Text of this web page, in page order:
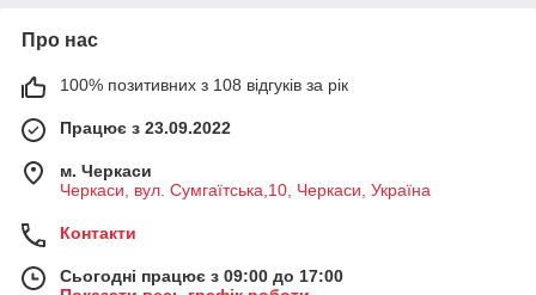
Про нас
100% позитивних з 108 відгуків за рік
Працює з 23.09.2022
м. Черкаси
Черкаси, вул. Сумгаїтська,10, Черкаси, Україна
Контакти
Сьогодні працює з 09:00 до 17:00